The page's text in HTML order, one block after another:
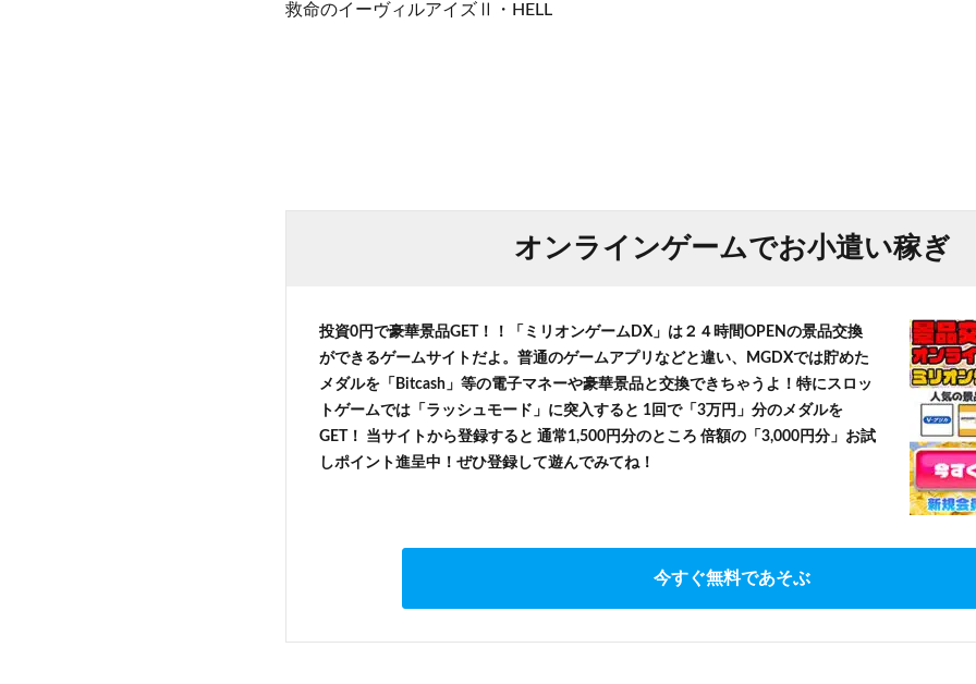
救命のイーヴィルアイズⅡ・HELL
オンラインゲームでお小遣い稼ぎ
投資0円で豪華景品GET！！「ミリオンゲームDX」は２４時間OPENの景品交換
ができるゲームサイトだよ。普通のゲームアプリなどと違い、MGDXでは貯めた
メダルを「Bitcash」等の電子マネーや豪華景品と交換できちゃうよ！特にスロッ
トゲームでは「ラッシュモード」に突入すると 1回で「3万円」分のメダルを
GET！ 当サイトから登録すると 通常1,500円分のところ 倍額の「3,000円分」お試
しポイント進呈中！ぜひ登録して遊んでみてね！
今すぐ無料であそぶ